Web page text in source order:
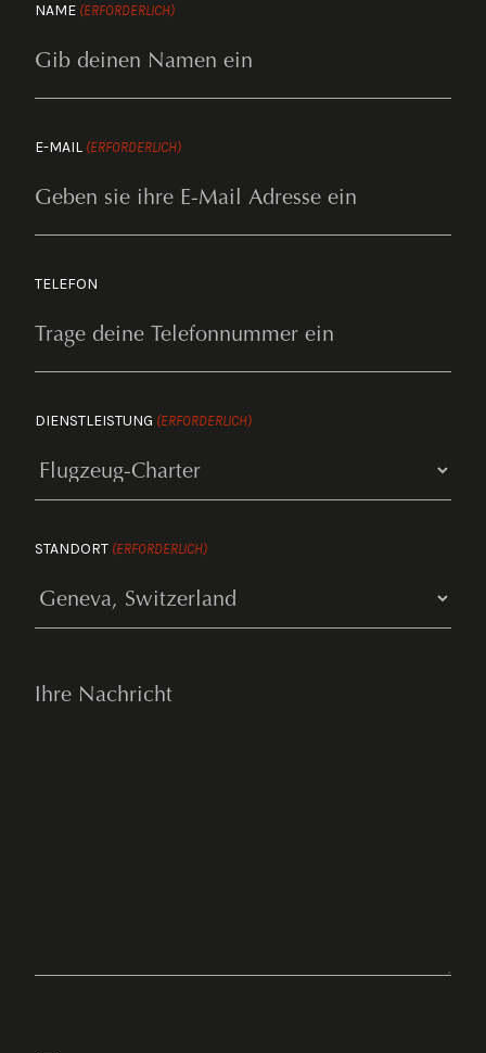
NAME (ERFORDERLICH)
E-MAIL (ERFORDERLICH)
TELEFON
DIENSTLEISTUNG (ERFORDERLICH)
STANDORT (ERFORDERLICH)
MESSAGE